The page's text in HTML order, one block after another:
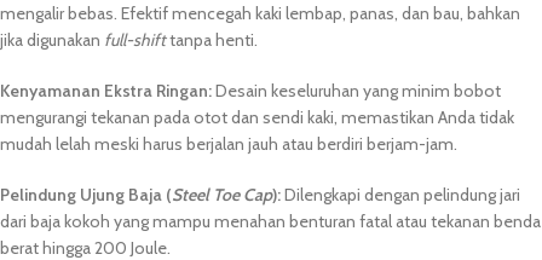
mengalir bebas. Efektif mencegah kaki lembap, panas, dan bau, bahkan
jika digunakan full-shifttanpa henti.
Kenyamanan Ekstra Ringan:Desain keseluruhan yang minim bobot
mengurangi tekanan pada otot dan sendi kaki, memastikan Anda tidak
mudah lelah meski harus berjalan jauh atau berdiri berjam-jam.
Pelindung Ujung Baja (Steel Toe Cap):Dilengkapi dengan pelindung jari
dari baja kokoh yang mampu menahan benturan fatal atau tekanan benda
berat hingga 200 Joule.